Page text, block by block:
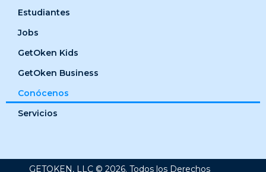
Estudiantes
Jobs
GetOken Kids
GetOken Business
Conócenos
Servicios
GETOKEN, LLC © 2026. Todos los Derechos